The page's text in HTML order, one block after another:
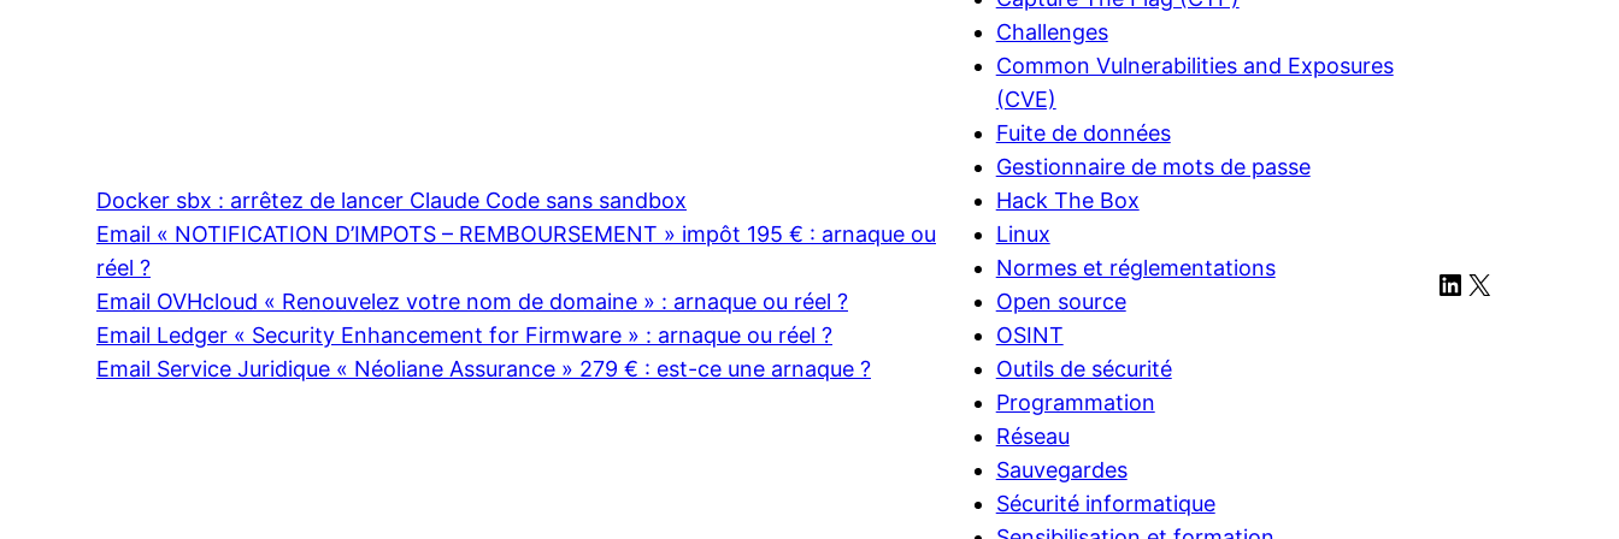
Docker sbx : arrêtez de lancer Claude Code sans sandbox
Email « NOTIFICATION D’IMPOTS – REMBOURSEMENT » impôt 195 € : arnaque ou
réel ?
Email OVHcloud « Renouvelez votre nom de domaine » : arnaque ou réel ?
Email Ledger « Security Enhancement for Firmware » : arnaque ou réel ?
Email Service Juridique « Néoliane Assurance » 279 € : est-ce une arnaque ?
Challenges
Common Vulnerabilities and Exposures
(CVE)
Fuite de données
Gestionnaire de mots de passe
Hack The Box
Linux
Normes et réglementations
Open source
OSINT
Outils de sécurité
Programmation
Réseau
Sauvegardes
Sécurité informatique
LinkedIn
X